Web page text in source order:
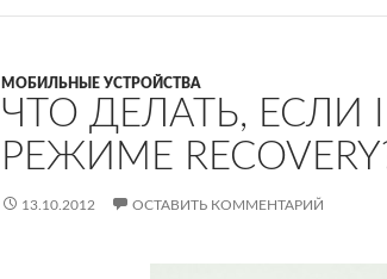
МОБИЛЬНЫЕ УСТРОЙСТВА
ЧТО ДЕЛАТЬ, ЕСЛИ
РЕЖИМЕ
13.10.2012 ОСТАВИТЬ КОММЕНТАРИЙ